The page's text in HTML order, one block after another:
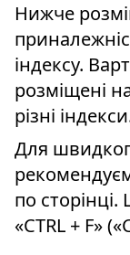
Нижче
індексу.
розміщені
різні
Для
по
«CTRL + F»